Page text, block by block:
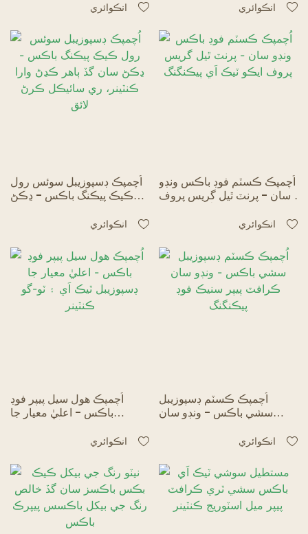
انڪوائري انڪوائري
اُچمپڪ ڊسپوزيبل سوئس رول
ڪيڪ پيڪنگ باڪس - ڍڪڻ
ري سائيڪل ڪرڻ لائق
انڪوائري
اُچمپڪ ڪسٽم فوڊ باڪس ونڊو
سان - پرنٽ ٿيل گريس پروف
انڪوائري
اُچمپڪ هول سيل پيپر فوڊ
باڪس - اعليٰ معيار جا
انڪوائري
اُچمپڪ ڪسٽم ڊسپوزيبل
سشي باڪس - ونڊو سان
انڪوائري